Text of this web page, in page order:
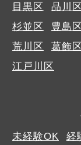
目黒区
品川区
杉並区
豊島区
荒川区
葛飾区
江戸川区
未経験OK
経